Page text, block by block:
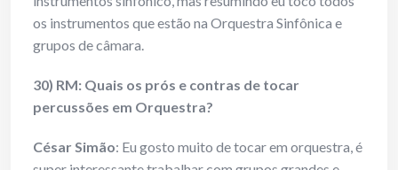
os instrumentos que estão na Orquestra Sinfônica e
grupos de câmara.
30) RM: Quais os prós e contras de tocar
percussões em Orquestra?
César Simão: Eu gosto muito de tocar em orquestra, é